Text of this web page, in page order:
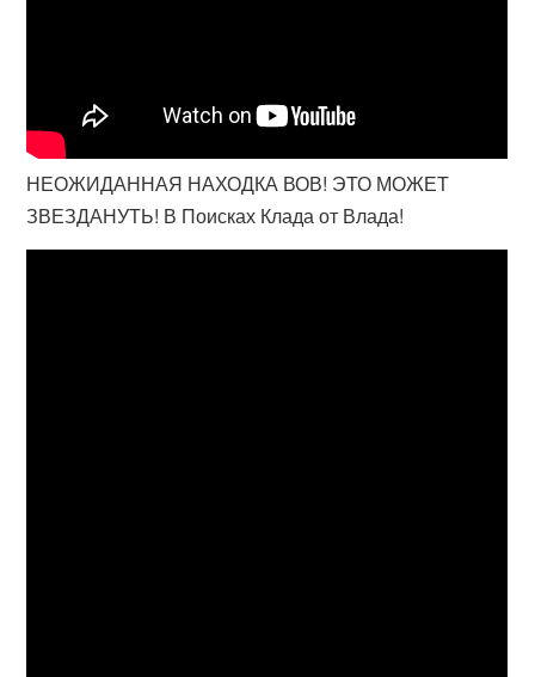
НЕОЖИДАННАЯ НАХОДКА ВОВ! ЭТО МОЖЕТ
ЗВЕЗДАНУТЬ! В Поисках Клада от Влада!